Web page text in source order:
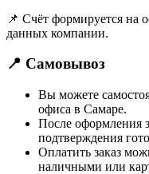
📌 Счёт формируется на
данных компании.
📍 Самовывоз
Вы можете
офиса в Самаре.
После оформления
подтверждения
Оплатить заказ
наличными или